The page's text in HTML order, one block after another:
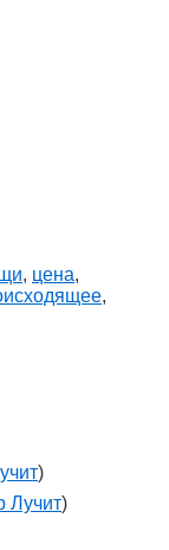
, цена,
,
)
Лучит)